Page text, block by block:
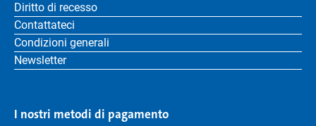
Diritto di recesso
Contattateci
Condizioni generali
Newsletter
I nostri metodi di pagamento